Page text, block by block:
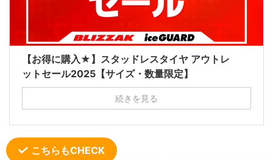
【お得に購入★】スタッドレスタイヤ アウトレ
ットセール2025【サイズ・数量限定】
続きを見る
こちらもCHECK